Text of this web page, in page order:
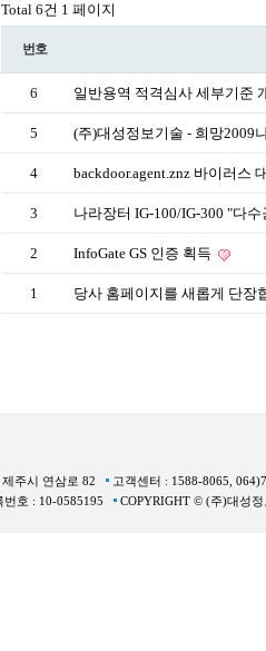
Total 6건 1 페이지
번호
6 일반용역 적격심사 세부기준
5 (주)대성정보기술 - 희망2009
4 backdoor.agent.znz 바이러스
3 나라장터 IG-100/IG-300 "다
2 InfoGate GS 인증 획득
1 당사 홈페이지를 새롭게 단장
제주시 연삼로 82
고객센터 : 1588-8065,
번호 : 10-0585195 COPYRIGHT © (주)대성